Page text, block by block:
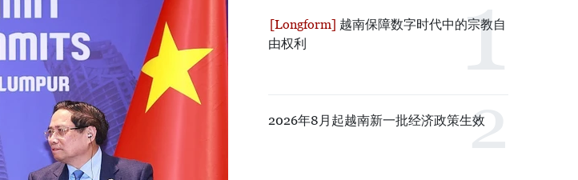
越南保障数字时代中的宗教自
由权利
2026年8月起越南新一批经济政策生效